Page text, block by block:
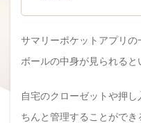
サマリーポケットアプリ
ボールの中身が見られると
自宅のクローゼットや押
ちんと管理することができ